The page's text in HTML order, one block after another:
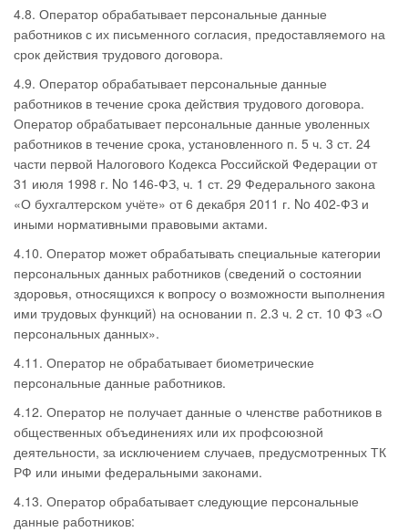
4.8. Оператор обрабатывает персональные данные
работников с их письменного согласия, предоставляемого на
срок действия трудового договора.
4.9. Оператор обрабатывает персональные данные
работников в течение срока действия трудового договора.
Оператор обрабатывает персональные данные уволенных
работников в течение срока, установленного п. 5 ч. 3 ст. 24
части первой Налогового Кодекса Российской Федерации от
31 июля 1998 г. No 146-ФЗ, ч. 1 ст. 29 Федерального закона
«О бухгалтерском учёте» от 6 декабря 2011 г. No 402-ФЗ и
иными нормативными правовыми актами.
4.10. Оператор может обрабатывать специальные категории
персональных данных работников (сведений о состоянии
здоровья, относящихся к вопросу о возможности выполнения
ими трудовых функций) на основании п. 2.3 ч. 2 ст. 10 ФЗ «О
персональных данных».
4.11. Оператор не обрабатывает биометрические
персональные данные работников.
4.12. Оператор не получает данные о членстве работников в
общественных объединениях или их профсоюзной
деятельности, за исключением случаев, предусмотренных ТК
РФ или иными федеральными законами.
4.13. Оператор обрабатывает следующие персональные
данные работников: